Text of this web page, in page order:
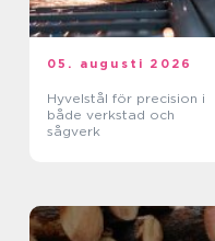
05. augusti 2026
Hyvelstål för precision i
både verkstad och
sågverk